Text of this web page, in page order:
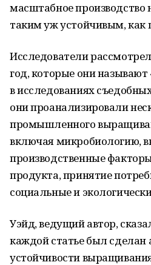
масштабное производство
таким уж устойчивым, как
Исследователи
год, которые они
в исследованиях
они проанализировали
промышленного
включая микробиологию,
производственные
продукта, принятие
социальные и
Уэйд, ведущий автор,
каждой статье был сделан
устойчивости